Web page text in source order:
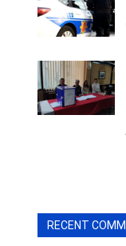
RECENT